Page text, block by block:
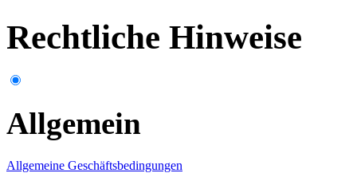
Rechtliche Hinweise
Allgemein
Allgemeine Geschäftsbedingungen